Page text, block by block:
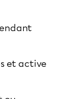
et active